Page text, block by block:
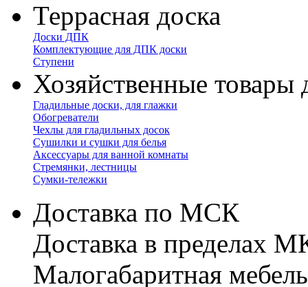
Террасная доска
Доски ДПК
Комплектующие для ДПК доски
Ступени
Хозяйственные товары
Гладильные доски, для глажки
Обогреватели
Чехлы для гладильных досок
Сушилки и сушки для белья
Аксессуары для ванной комнаты
Стремянки, лестницы
Сумки-тележки
Доставка по МСК
Доставка в пределах
Малогабаритная